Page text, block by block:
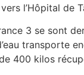
l’Hôpital de
3 se sont
transporte
400 kilos